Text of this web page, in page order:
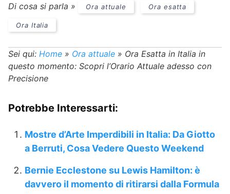
Di cosa si parla » Ora attuale Ora esatta
Ora Italia
Sei qui: Home » Ora attuale » Ora Esatta in Italia in
questo momento: Scopri l’Orario Attuale adesso con
Precisione
Potrebbe Interessarti:
Mostre d’Arte Imperdibili in Italia: Da Giotto
a Berruti, Cosa Vedere Questo Weekend
Bernie Ecclestone su Lewis Hamilton: è
davvero il momento di ritirarsi dalla Formula